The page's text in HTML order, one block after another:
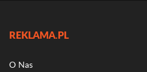
REKLAMA.PL
O Nas